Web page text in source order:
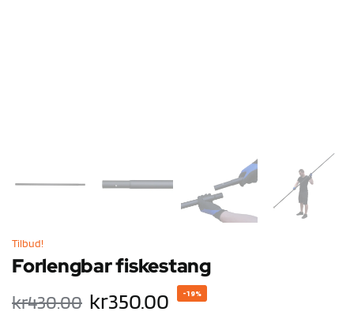
Tilbud!
Forlengbar fiskestang
kr430.00 kr350.00 -19%